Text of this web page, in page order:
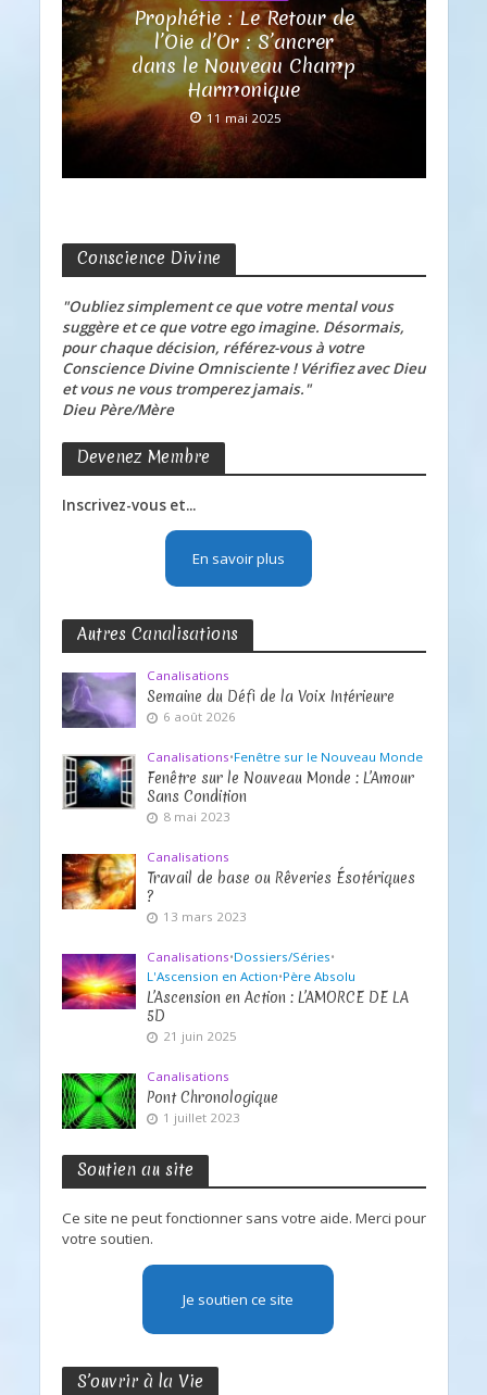
Prophétie : Le Retour de
l’Oie d’Or : S’ancrer
dans le Nouveau Champ
Harmonique
11 mai 2025
Conscience Divine
"Oubliez simplement ce que votre mental vous
suggère et ce que votre ego imagine. Désormais,
pour chaque décision, référez-vous à votre
Conscience Divine Omnisciente ! Vérifiez avec Dieu
et vous ne vous tromperez jamais."
Dieu Père/Mère
Devenez Membre
Inscrivez-vous et...
En savoir plus
Autres Canalisations
Canalisations
Semaine du Défi de la Voix Intérieure
6 août 2026
Canalisations•Fenêtre sur le Nouveau Monde
Fenêtre sur le Nouveau Monde : L’Amour
Sans Condition
8 mai 2023
Canalisations
Travail de base ou Rêveries Ésotériques
?
13 mars 2023
Canalisations•Dossiers/Séries•
L'Ascension en Action•Père Absolu
L’Ascension en Action : L’AMORCE DE LA
5D
21 juin 2025
Canalisations
Pont Chronologique
1 juillet 2023
Soutien au site
Ce site ne peut fonctionner sans votre aide. Merci pour
votre soutien.
Je soutien ce site
S’ouvrir à la Vie